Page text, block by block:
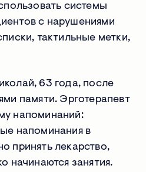
системы
с нарушениями
тактильные метки,
63 года, после
памяти. Эрготерапевт
напоминаний:
напоминания в
принять лекарство,
начинаются занятия.